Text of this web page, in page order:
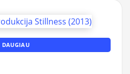
DAUGIAU